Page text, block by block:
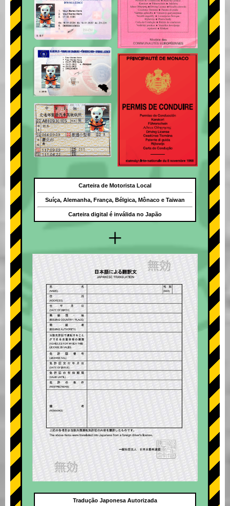
+
Carteira de Motorista Local
Suíça, Alemanha, França, Bélgica, Mônaco e Taiwan
Carteira digital é inválida no Japão
Tradução Japonesa Autorizada